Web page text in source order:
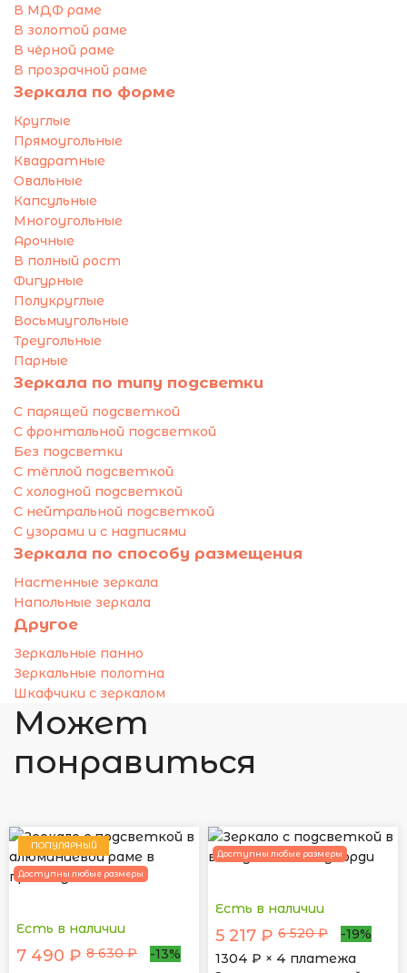
В МДФ раме
В золотой раме
В чёрной раме
В прозрачной раме
Зеркала по форме
Круглые
Прямоугольные
Квадратные
Овальные
Капсульные
Многоугольные
Арочные
В полный рост
Фигурные
Полукруглые
Восьмиугольные
Треугольные
Парные
Зеркала по типу подсветки
С парящей подсветкой
С фронтальной подсветкой
Без подсветки
С тёплой подсветкой
С холодной подсветкой
С нейтральной подсветкой
С узорами и с надписями
Зеркала по способу размещения
Настенные зеркала
Напольные зеркала
Другое
Зеркальные панно
Зеркальные полотна
Шкафчики с зеркалом
Может
понравиться
ПОПУЛЯРНЫЙ
Доступны любые размеры
Есть в наличии
7 490 ₽ 8 630 ₽
-13%
Доступны любые размеры
Есть в наличии
5 217 ₽ 6 520 ₽
-19%
1304 ₽ × 4 платежа